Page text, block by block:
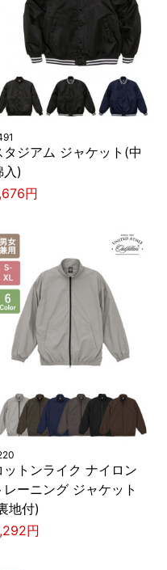
タジアム ジャケット(中
入)
円
ットンライク ナイロン
レーニング ジャケット
地付)
円